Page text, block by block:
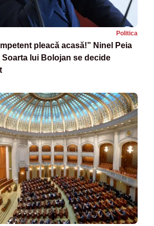
Politica
pleacă acasă!” Ninel Peia
lui Bolojan se decide